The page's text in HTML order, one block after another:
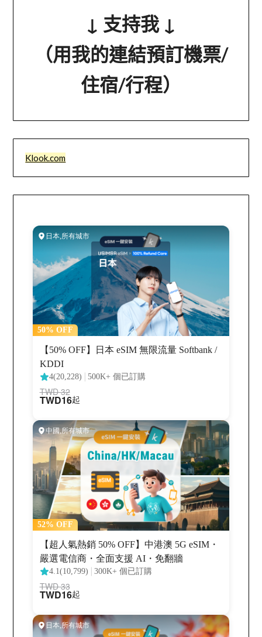
↓ 支持我 ↓
（用我的連結預訂機票/
住宿/行程）
Klook.com